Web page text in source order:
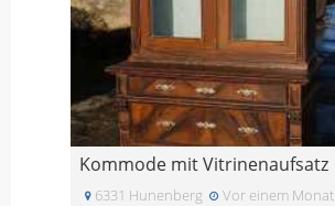
Kommode mit Vitrinenaufsatz
6331 Hunenberg Vor einem Monat